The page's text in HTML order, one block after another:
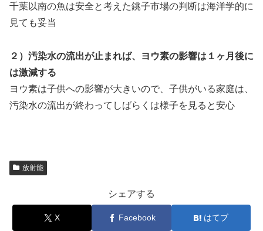
千葉以南の魚は安全と考えた銚子市場の判断は海洋学的に
見ても妥当
２）汚染水の流出が止まれば、ヨウ素の影響は１ヶ月後に
は激減する
ヨウ素は子供への影響が大きいので、子供がいる家庭は、
汚染水の流出が終わってしばらくは様子を見ると安心
放射能
シェアする
X Facebook はてブ